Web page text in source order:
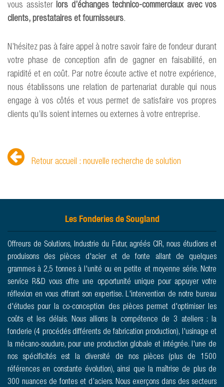
vous assister lors d’échanges technico-commerciaux avec vos
clients, prestataires et fournisseurs.
N’hésitez pas à faire appel à notre savoir faire de fondeur durant
votre phase de conception afin de gagner en faisabilité, en
rapidité et en coût. Par notre écoute active et notre expérience,
nous établissons une relation de partenariat durable qui nous
engage à vos côtés et vous permet de satisfaire vos propres
clients qu’ils soient internes ou externes à votre entreprise.
Retour accueil : nouvelle recherche de solution
Les Fonderies de Sougland
Offreurs de Solutions, Industrie du Futur, agréés CIR, nous étudions et
produisons des pièces d'acier et de fonte allant de quelques
grammes à 2,5 tonnes à l'unité ou en petite et moyenne série. Notre
service R&D vous offre une opportunité unique pour appuyer votre
réflexion en vous offrant son expertise. L'intervention de notre bureau
d'études pour la co-conception des pièces permet d'optimiser les
coûts et les délais. Nous allions la compétence de 3 ateliers : la
fonderie (4 procédés différents de fabrication production), l'usinage et
la mécano-soudure, pour une production globale et intégrée. l'une de
nos spécificités est la diversité de nos pièces (plus de 1500
références en constante évolution), ainsi que la maîtrise de plus de
300 nuances de fontes et d’aciers. Nous exerçons dans des secteurs